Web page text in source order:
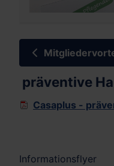
präventive
Casaplus -
Informationsflyer